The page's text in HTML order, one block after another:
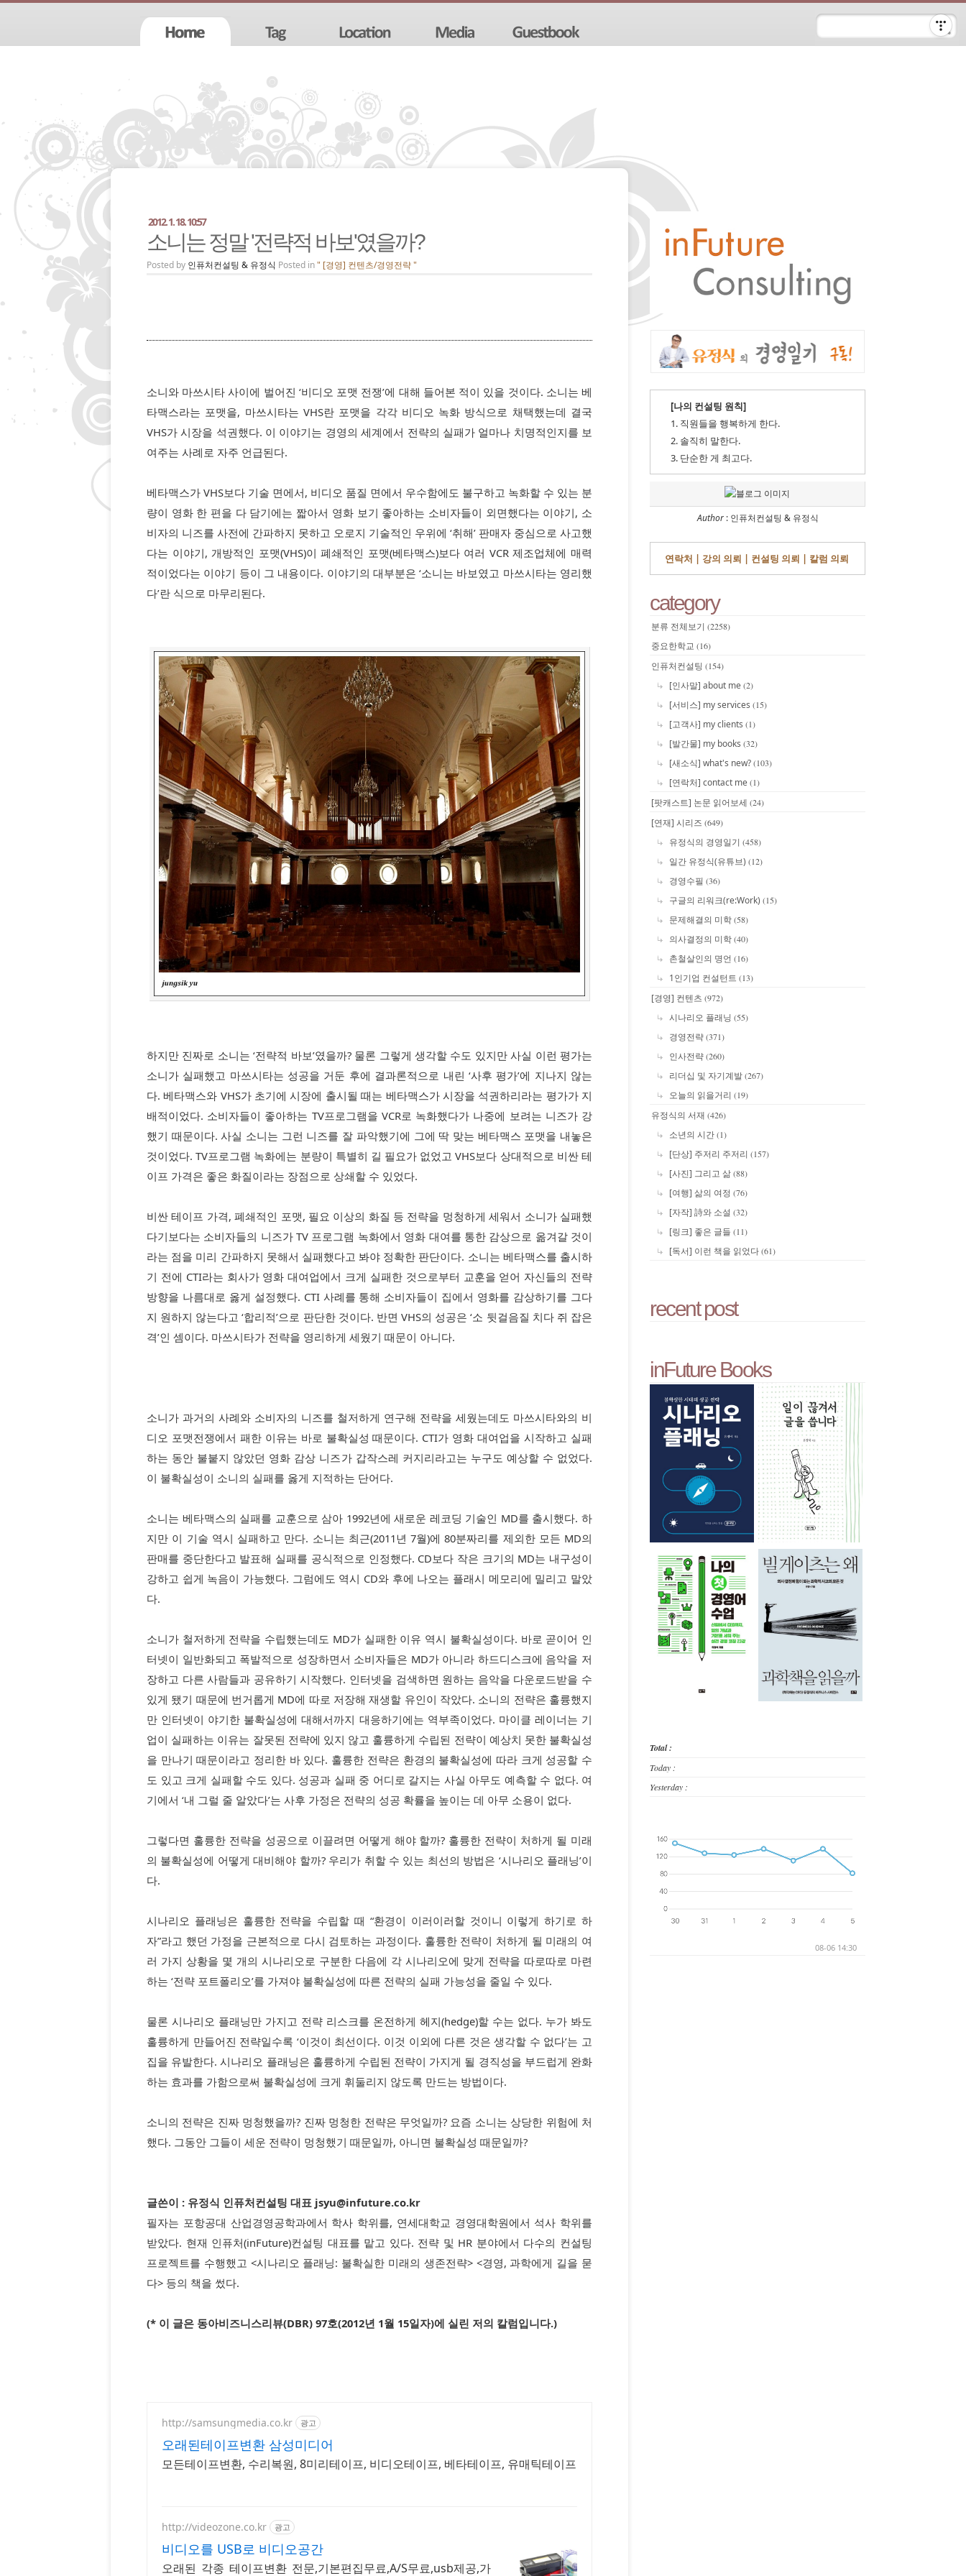
소니는 정말 '전략적 바보'였을까?
2012. 1. 18. 10:57
Posted by 인퓨처컨설팅 & 유정식 Posted in" [경영] 컨텐츠/경영전략 "
소니와 마쓰시타 사이에 벌어진 ‘비디오 포맷 전쟁’에 대해 들어본 적이 있을 것이다. 소니는 베
타맥스라는 포맷을, 마쓰시타는 VHS란 포맷을 각각 비디오 녹화 방식으로 채택했는데 결국
VHS가 시장을 석권했다. 이 이야기는 경영의 세계에서 전략의 실패가 얼마나 치명적인지를 보
여주는 사례로 자주 언급된다.
베타맥스가 VHS보다 기술 면에서, 비디오 품질 면에서 우수함에도 불구하고 녹화할 수 있는 분
량이 영화 한 편을 다 담기에는 짧아서 영화 보기 좋아하는 소비자들이 외면했다는 이야기, 소
비자의 니즈를 사전에 간파하지 못하고 오로지 기술적인 우위에 ‘취해’ 판매자 중심으로 사고했
다는 이야기, 개방적인 포맷(VHS)이 폐쇄적인 포맷(베타맥스)보다 여러 VCR 제조업체에 매력
적이었다는 이야기 등이 그 내용이다. 이야기의 대부분은 ‘소니는 바보였고 마쓰시타는 영리했
다’란 식으로 마무리된다.
하지만 진짜로 소니는 ‘전략적 바보’였을까? 물론 그렇게 생각할 수도 있지만 사실 이런 평가는
소니가 실패했고 마쓰시타는 성공을 거둔 후에 결과론적으로 내린 ‘사후 평가’에 지나지 않는
다. 베타맥스와 VHS가 초기에 시장에 출시될 때는 베타맥스가 시장을 석권하리라는 평가가 지
배적이었다. 소비자들이 좋아하는 TV프로그램을 VCR로 녹화했다가 나중에 보려는 니즈가 강
했기 때문이다. 사실 소니는 그런 니즈를 잘 파악했기에 그에 딱 맞는 베타맥스 포맷을 내놓은
것이었다. TV프로그램 녹화에는 분량이 특별히 길 필요가 없었고 VHS보다 상대적으로 비싼 테
이프 가격은 좋은 화질이라는 장점으로 상쇄할 수 있었다.
비싼 테이프 가격, 폐쇄적인 포맷, 필요 이상의 화질 등 전략을 멍청하게 세워서 소니가 실패했
다기보다는 소비자들의 니즈가 TV 프로그램 녹화에서 영화 대여를 통한 감상으로 옮겨갈 것이
라는 점을 미리 간파하지 못해서 실패했다고 봐야 정확한 판단이다. 소니는 베타맥스를 출시하
기 전에 CTI라는 회사가 영화 대여업에서 크게 실패한 것으로부터 교훈을 얻어 자신들의 전략
방향을 나름대로 옳게 설정했다. CTI 사례를 통해 소비자들이 집에서 영화를 감상하기를 그다
지 원하지 않는다고 ‘합리적’으로 판단한 것이다. 반면 VHS의 성공은 ‘소 뒷걸음질 치다 쥐 잡은
격’인 셈이다. 마쓰시타가 전략을 영리하게 세웠기 때문이 아니다.
소니가 과거의 사례와 소비자의 니즈를 철저하게 연구해 전략을 세웠는데도 마쓰시타와의 비
디오 포맷전쟁에서 패한 이유는 바로 불확실성 때문이다. CTI가 영화 대여업을 시작하고 실패
하는 동안 불붙지 않았던 영화 감상 니즈가 갑작스레 커지리라고는 누구도 예상할 수 없었다.
이 불확실성이 소니의 실패를 옳게 지적하는 단어다.
소니는 베타맥스의 실패를 교훈으로 삼아 1992년에 새로운 레코딩 기술인 MD를 출시했다. 하
지만 이 기술 역시 실패하고 만다. 소니는 최근(2011년 7월)에 80분짜리를 제외한 모든 MD의
판매를 중단한다고 발표해 실패를 공식적으로 인정했다. CD보다 작은 크기의 MD는 내구성이
강하고 쉽게 녹음이 가능했다. 그럼에도 역시 CD와 후에 나오는 플래시 메모리에 밀리고 말았
다.
소니가 철저하게 전략을 수립했는데도 MD가 실패한 이유 역시 불확실성이다. 바로 곧이어 인
터넷이 일반화되고 폭발적으로 성장하면서 소비자들은 MD가 아니라 하드디스크에 음악을 저
장하고 다른 사람들과 공유하기 시작했다. 인터넷을 검색하면 원하는 음악을 다운로드받을 수
있게 됐기 때문에 번거롭게 MD에 따로 저장해 재생할 유인이 작았다. 소니의 전략은 훌륭했지
만 인터넷이 야기한 불확실성에 대해서까지 대응하기에는 역부족이었다. 마이클 레이너는 기
업이 실패하는 이유는 잘못된 전략에 있지 않고 훌륭하게 수립된 전략이 예상치 못한 불확실성
을 만나기 때문이라고 정리한 바 있다. 훌륭한 전략은 환경의 불확실성에 따라 크게 성공할 수
도 있고 크게 실패할 수도 있다. 성공과 실패 중 어디로 갈지는 사실 아무도 예측할 수 없다. 여
기에서 ‘내 그럴 줄 알았다’는 사후 가정은 전략의 성공 확률을 높이는 데 아무 소용이 없다.
그렇다면 훌륭한 전략을 성공으로 이끌려면 어떻게 해야 할까? 훌륭한 전략이 처하게 될 미래
의 불확실성에 어떻게 대비해야 할까? 우리가 취할 수 있는 최선의 방법은 ‘시나리오 플래닝’이
다.
시나리오 플래닝은 훌륭한 전략을 수립할 때 “환경이 이러이러할 것이니 이렇게 하기로 하
자”라고 했던 가정을 근본적으로 다시 검토하는 과정이다. 훌륭한 전략이 처하게 될 미래의 여
러 가지 상황을 몇 개의 시나리오로 구분한 다음에 각 시나리오에 맞게 전략을 따로따로 마련
하는 ‘전략 포트폴리오’를 가져야 불확실성에 따른 전략의 실패 가능성을 줄일 수 있다.
물론 시나리오 플래닝만 가지고 전략 리스크를 온전하게 헤지(hedge)할 수는 없다. 누가 봐도
훌륭하게 만들어진 전략일수록 ‘이것이 최선이다. 이것 이외에 다른 것은 생각할 수 없다’는 고
집을 유발한다. 시나리오 플래닝은 훌륭하게 수립된 전략이 가지게 될 경직성을 부드럽게 완화
하는 효과를 가함으로써 불확실성에 크게 휘둘리지 않도록 만드는 방법이다.
소니의 전략은 진짜 멍청했을까? 진짜 멍청한 전략은 무엇일까? 요즘 소니는 상당한 위험에 처
했다. 그동안 그들이 세운 전략이 멍청했기 때문일까, 아니면 불확실성 때문일까?
글쓴이 : 유정식 인퓨처컨설팅 대표 jsyu@infuture.co.kr
필자는 포항공대 산업경영공학과에서 학사 학위를, 연세대학교 경영대학원에서 석사 학위를
받았다. 현재 인퓨처(inFuture)컨설팅 대표를 맡고 있다. 전략 및 HR 분야에서 다수의 컨설팅
프로젝트를 수행했고 <시나리오 플래닝: 불확실한 미래의 생존전략> <경영, 과학에게 길을 묻
다> 등의 책을 썼다.
(* 이 글은 동아비즈니스리뷰(DBR) 97호(2012년 1월 15일자)에 실린 저의 칼럼입니다.)
http://samsungmedia.co.kr 광고
오래된테이프변환 삼성미디어
모든테이프변환, 수리복원, 8미리테이프, 비디오테이프, 베타테이프, 유매틱테이프
http://videozone.co.kr 광고
비디오를 USB로 비디오공간
오래된 각종 테이프변환 전문,기본편집무료,A/S무료,usb제공,가
[나의 컨설팅 원칙]
1. 직원들을 행복하게 한다.
2. 솔직히 말한다.
3. 단순한 게 최고다.
Author: 인퓨처컨설팅 & 유정식
연락처 | 강의 의뢰 | 컨설팅 의뢰 | 칼럼 의뢰
category
분류 전체보기 (2258)
중요한학교 (16)
인퓨처컨설팅 (154)
[인사말] about me(2)
[서비스] my services (15)
[고객사] my clients (1)
[발간물] my books (32)
[새소식] what's new?(103)
[연락처] contact me(1)
[팟캐스트] 논문 읽어보세 (24)
[연재] 시리즈 (649)
유정식의 경영일기 (458)
일간 유정식(유튜브) (12)
경영수필 (36)
구글의 리워크(re:Work) (15)
문제해결의 미학(58)
의사결정의 미학(40)
촌철살인의 명언 (16)
1인기업 컨설턴트 (13)
[경영] 컨텐츠 (972)
시나리오 플래닝 (55)
경영전략(371)
인사전략(260)
리더십 및 자기계발(267)
오늘의 읽을거리 (19)
유정식의 서재 (426)
소년의 시간(1)
[단상] 주저리 주저리 (157)
[사진] 그리고 삶(88)
[여행] 삶의 여정 (76)
[자작] 詩와 소설 (32)
[링크] 좋은 글들 (11)
[독서] 이런 책을 읽었다(61)
recent post
inFuture Books
Total :
Today :
Yesterday :
08-06 14:30